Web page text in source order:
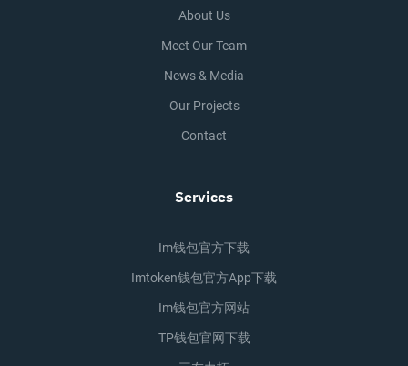
About Us
Meet Our Team
News & Media
Our Projects
Contact
Services
Im钱包官方下载
Imtoken钱包官方app下载
Im钱包官方网站
TP钱包官网下载